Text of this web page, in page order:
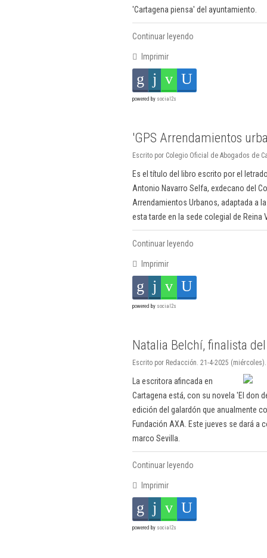
'Cartagena piensa' del ayuntamiento.
Continuar leyendo
Imprimir
powered by social2s
'GPS Arrendamientos
Escrito por Colegio Oficial de Abogados de
Es el título del libro escrito por el
Antonio Navarro Selfa, exdecano del
Arrendamientos Urbanos, adaptada a
esta tarde en la sede colegial de Reina
Continuar leyendo
Imprimir
powered by social2s
Natalia Belchí, finalista
Escrito por Redacción. 21-4-2025 (miércoles).
La escritora afincada en
Cartagena está, con su novela 'El don
edición del galardón que anualmente
Fundación AXA. Este jueves se dará a
marco Sevilla.
Continuar leyendo
Imprimir
powered by social2s